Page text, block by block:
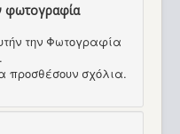
φωτογραφία
την Φωτογραφία
προσθέσουν σχόλια.